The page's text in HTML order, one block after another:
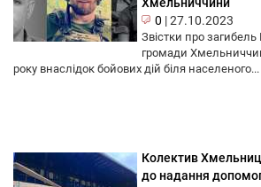
Хмельниччини
0 |27.10.2023
Звістки про
громади
року внаслідок бойових дій біля населеного...
Колектив
до надання